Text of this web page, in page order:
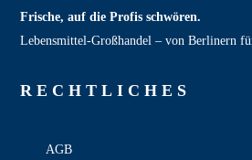
Frische, auf die Profis schwören.
Lebensmittel‑Großhandel – von Berlinern
RECHT­LICHES
AGB